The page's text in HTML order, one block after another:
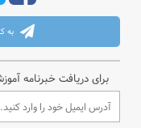
به
برای دریافت خبرنامه